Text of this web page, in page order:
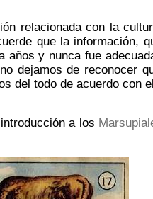
relacionada con la
que la información,
años y nunca fue
dejamos de reconocer
del todo de acuerdo con
a los